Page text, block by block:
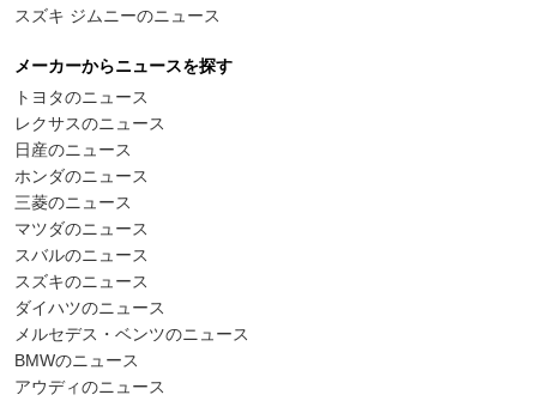
スズキ ジムニーのニュース
メーカーからニュースを探す
トヨタのニュース
レクサスのニュース
日産のニュース
ホンダのニュース
三菱のニュース
マツダのニュース
スバルのニュース
スズキのニュース
ダイハツのニュース
メルセデス・ベンツのニュース
BMWのニュース
アウディのニュース